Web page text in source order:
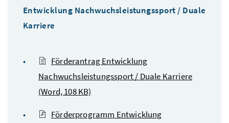
Entwicklung Nachwuchsleistungssport / Duale
Karriere
Förderantrag Entwicklung
Nachwuchsleistungssport / Duale Karriere
(Word, 108 KB)
Förderprogramm Entwicklung